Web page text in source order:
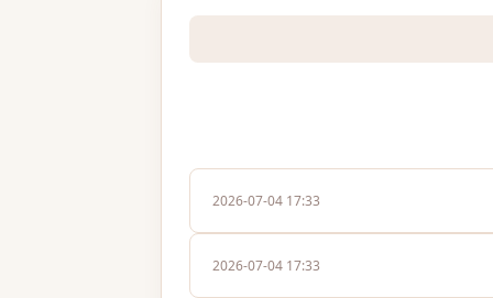
2026-07-04 17:33
2026-07-04 17:33